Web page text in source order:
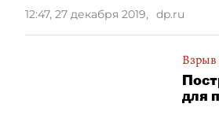
12:47, 27 декабря 2019, dp.ru
Взрыв
для